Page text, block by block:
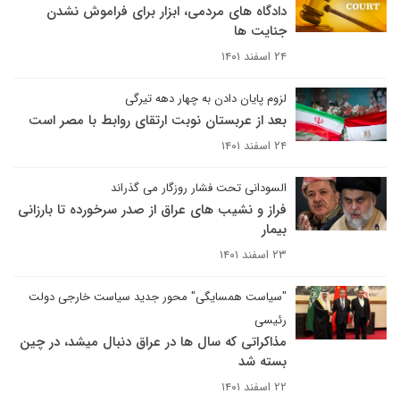
دادگاه های مردمی، ابزار برای فراموش نشدن
جنایت ها
۲۴ اسفند ۱۴۰۱
لزوم پایان دادن به چهار دهه تیرگی
بعد از عربستان نوبت ارتقای روابط با مصر است
۲۴ اسفند ۱۴۰۱
السودانی تحت فشار روزگار می گذراند
فراز و نشیب های عراق از صدر سرخورده تا بارزانی
بیمار
۲۳ اسفند ۱۴۰۱
"سیاست همسایگی" محور جدید سیاست خارجی دولت
رئیسی
مذاکراتی که سال ها در عراق دنبال میشد، در چین
بسته شد
۲۲ اسفند ۱۴۰۱